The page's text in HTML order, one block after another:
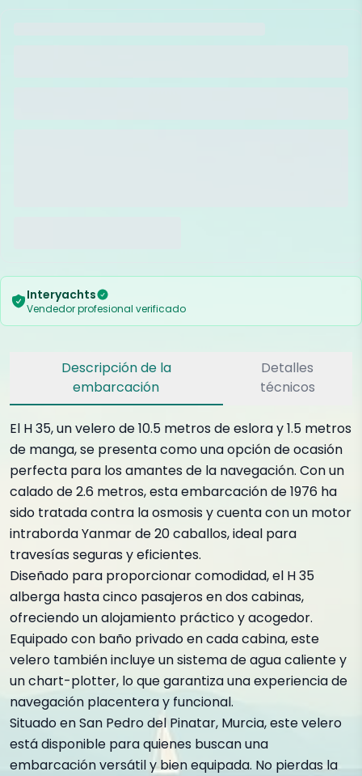
Interyachts
Vendedor profesional verificado
Descripción de la
embarcación
Detalles
técnicos
El H 35, un velero de 10.5 metros de eslora y 1.5 metros
de manga, se presenta como una opción de ocasión
perfecta para los amantes de la navegación. Con un
calado de 2.6 metros, esta embarcación de 1976 ha
sido tratada contra la osmosis y cuenta con un motor
intraborda Yanmar de 20 caballos, ideal para
travesías seguras y eficientes.
Diseñado para proporcionar comodidad, el H 35
alberga hasta cinco pasajeros en dos cabinas,
ofreciendo un alojamiento práctico y acogedor.
Equipado con baño privado en cada cabina, este
velero también incluye un sistema de agua caliente y
un chart-plotter, lo que garantiza una experiencia de
navegación placentera y funcional.
Situado en San Pedro del Pinatar, Murcia, este velero
está disponible para quienes buscan una
embarcación versátil y bien equipada. No pierdas la